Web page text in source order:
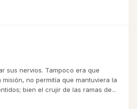
sus nervios. Tampoco era que
no permitía que mantuviera la
bien el crujir de las ramas de...